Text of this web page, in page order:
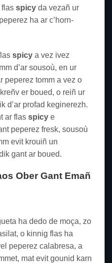
flas spicy da vezañ ur
ha ar c’horn-
spicy a vez ivez
d’ar sousoù, en ur
peperez tomm a vez o
er boued, o reiñ ur
d’ar profad keginerezh.
ar flas spicy e
peperez fresk, sousoù
evit krouiñ un
gant ar boued.
Ober Gant Emañ
ha dedo de moça, zo
o kinnig flas ha
peperez calabresa, a
mat evit gounid karn